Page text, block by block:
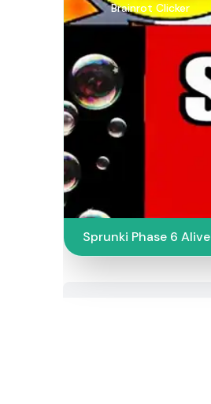
Brainrot Clicker
Sprunki Phase 6 Alive